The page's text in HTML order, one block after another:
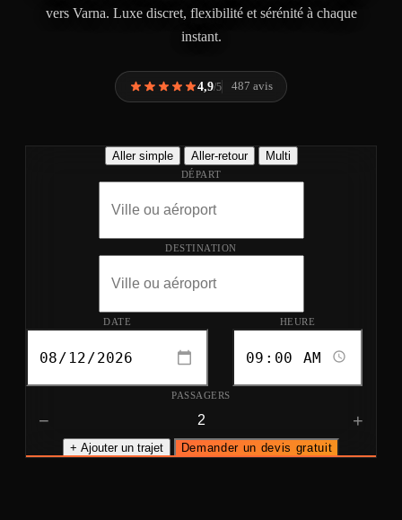
vers Varna. Luxe discret, flexibilité et sérénité à chaque
instant.
4,9/5 487 avis
Aller simple Aller-retour Multi
DÉPART
DESTINATION
DATE HEURE
PASSAGERS
− +
+ Ajouter un trajet Demander un devis gratuit